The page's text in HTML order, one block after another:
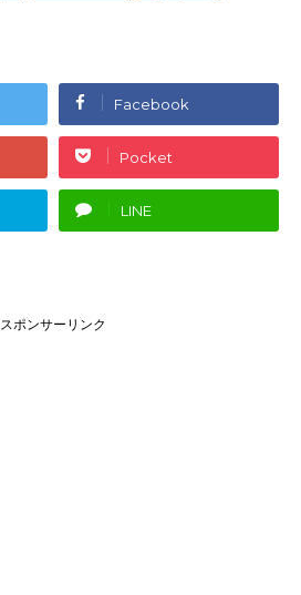
Facebook
Pocket
LINE
スポンサーリンク